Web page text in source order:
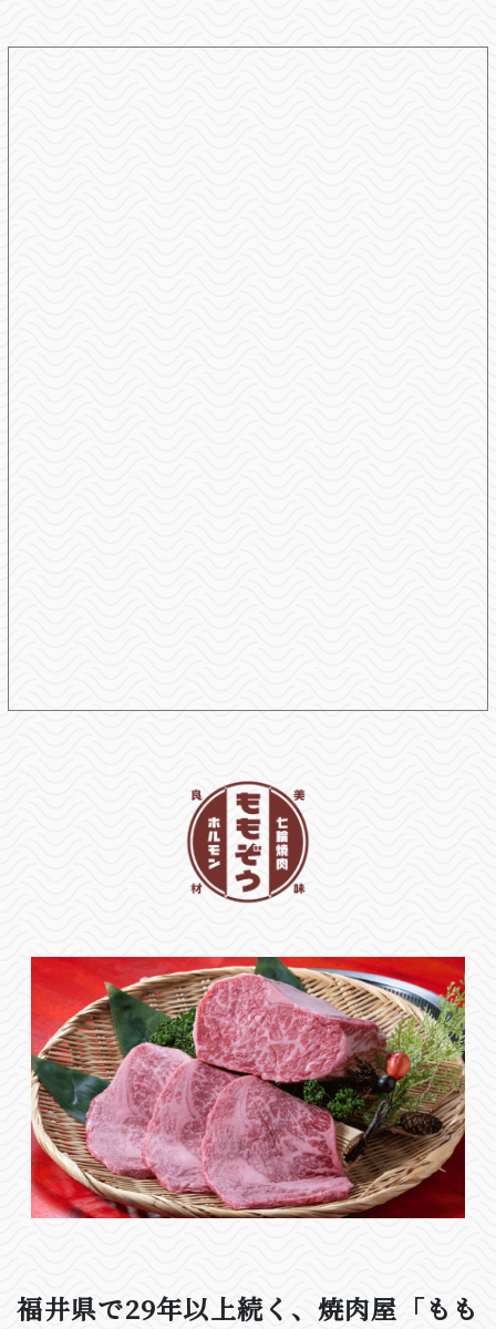
福井県で29年以上続く、焼肉屋「もも